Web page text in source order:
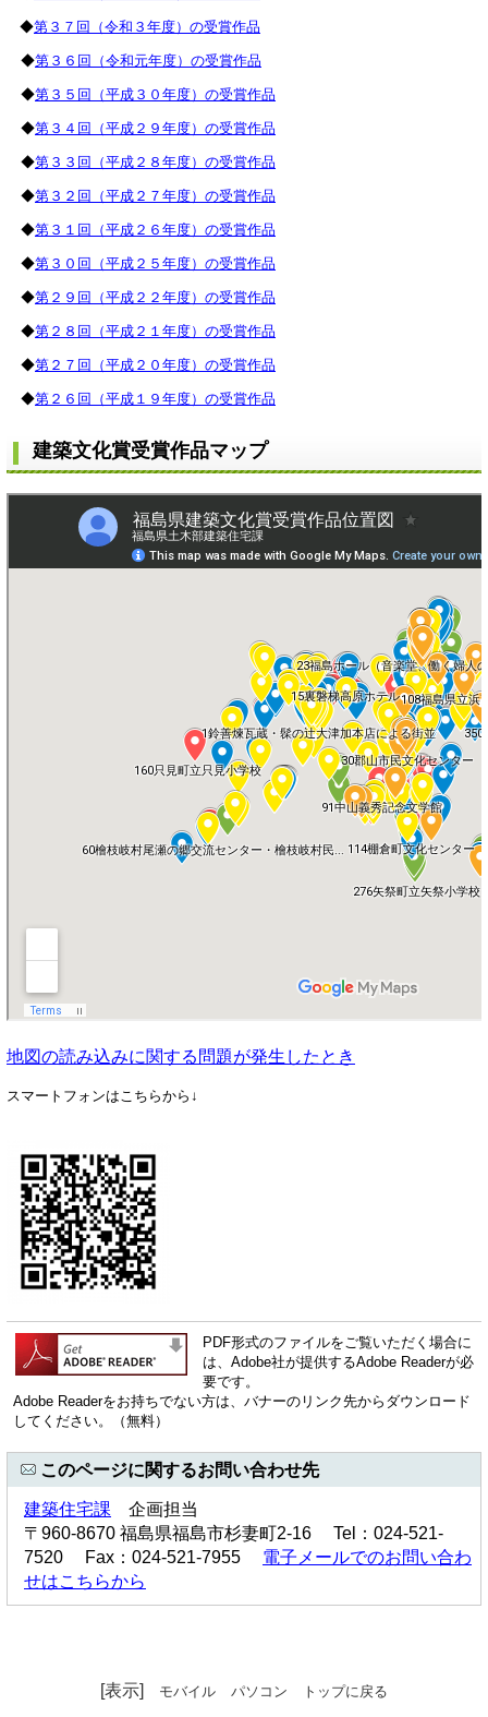
◆第３７回（令和３年度）の受賞作品
◆第３６回（令和元年度）の受賞作品
◆第３５回（平成３０年度）の受賞作品
◆第３４回（平成２９年度）の受賞作品
◆第３３回（平成２８年度）の受賞作品
◆第３２回（平成２７年度）の受賞作品
◆第３１回（平成２６年度）の受賞作品
◆第３０回（平成２５年度）の受賞作品
◆第２９回（平成２２年度）の受賞作品
◆第２８回（平成２１年度）の受賞作品
◆第２７回（平成２０年度）の受賞作品
◆第２６回（平成１９年度）の受賞作品
建築文化賞受賞作品マップ
地図の読み込みに関する問題が発生したとき
スマートフォンはこちらから↓
PDF形式のファイルをご覧いただく場合に
は、Adobe社が提供するAdobe Readerが必
要です。
Adobe Readerをお持ちでない方は、バナーのリンク先からダウンロード
してください。（無料）
このページに関するお問い合わせ先
建築住宅課 企画担当
〒960-8670 福島県福島市杉妻町2-16 Tel：024-521-
7520 Fax：024-521-7955 電子メールでのお問い合わ
せはこちらから
[表示] モバイル パソコン トップに戻る